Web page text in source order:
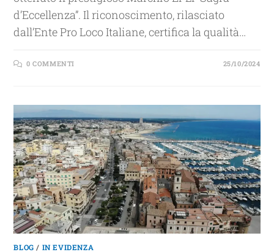
d’Eccellenza”. Il riconoscimento, rilasciato
dall’Ente Pro Loco Italiane, certifica la qualità…
0 COMMENTI 25/10/2024
BLOG / IN EVIDENZA